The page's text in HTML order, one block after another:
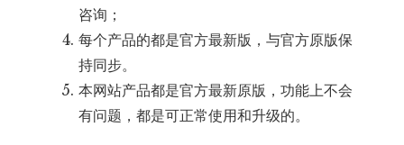
咨询；
每个产品的都是官方最新版，与官方原版保
持同步。
本网站产品都是官方最新原版，功能上不会
有问题，都是可正常使用和升级的。